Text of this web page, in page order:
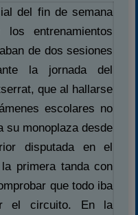
del fin de semana
los entrenamientos
de dos sesiones
la jornada del
que al hallarse
escolares no
su monoplaza desde
disputada en el
primera tanda con
que todo iba
el circuito. En la